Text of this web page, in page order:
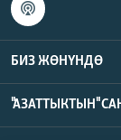
БИЗ ЖӨНҮНДӨ
"АЗАТТЫКТЫН"